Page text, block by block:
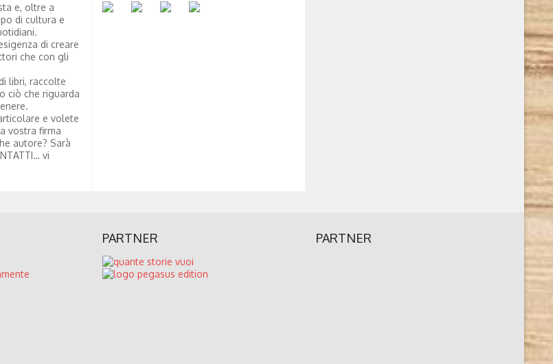
e, oltre a
di cultura e
di creare
che con gli
libri, raccolte
ciò che riguarda
e volete
vostra firma
autore? Sarà
vi
PARTNER PARTNER